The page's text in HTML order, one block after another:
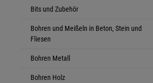
Bits und Zubehör
Bohren und Meißeln in Beton, Stein und
Fliesen
Bohren Metall
Bohren Holz